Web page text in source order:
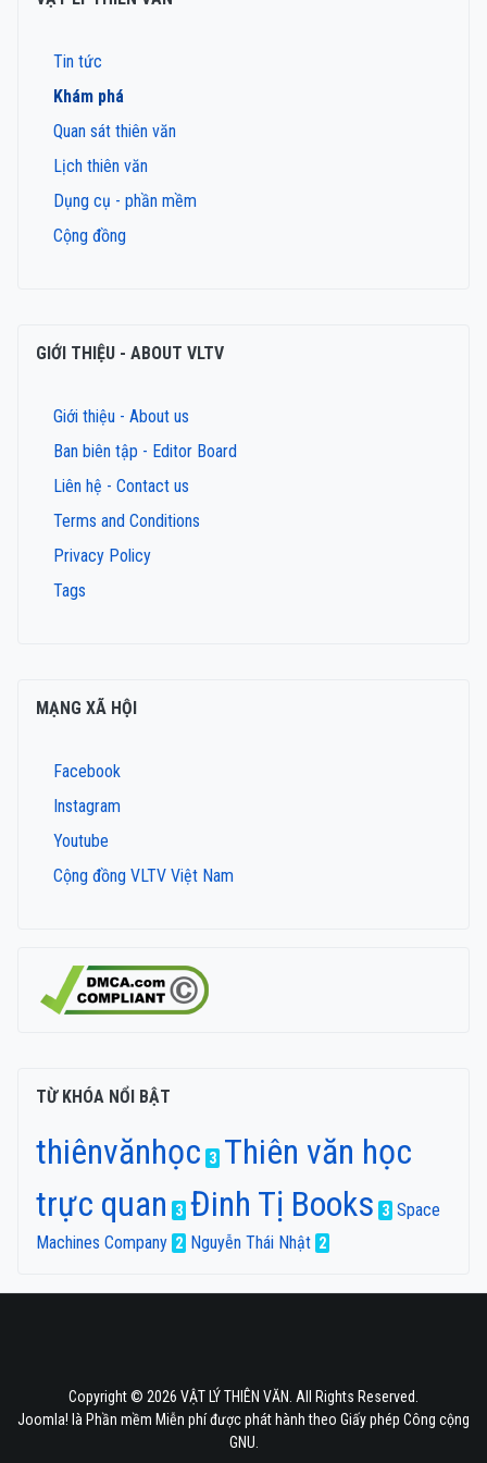
Tin tức
Khám phá
Quan sát thiên văn
Lịch thiên văn
Dụng cụ - phần mềm
Cộng đồng
GIỚI THIỆU - ABOUT VLTV
Giới thiệu - About us
Ban biên tập - Editor Board
Liên hệ - Contact us
Terms and Conditions
Privacy Policy
Tags
MẠNG XÃ HỘI
Facebook
Instagram
Youtube
Cộng đồng VLTV Việt Nam
TỪ KHÓA NỔI BẬT
thiênvănhọc 3 Thiên văn học
trực quan
3 Đinh Tị Books 3 Space
Machines Company 2 Nguyễn Thái Nhật 2
Copyright © 2026 VẬT LÝ THIÊN VĂN. All Rights Reserved.
Joomla! là Phần mềm Miễn phí được phát hành theo Giấy phép Công cộng
GNU.